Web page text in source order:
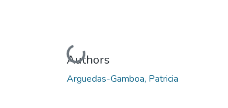
Loading...
Authors
Arguedas-Gamboa, Patricia